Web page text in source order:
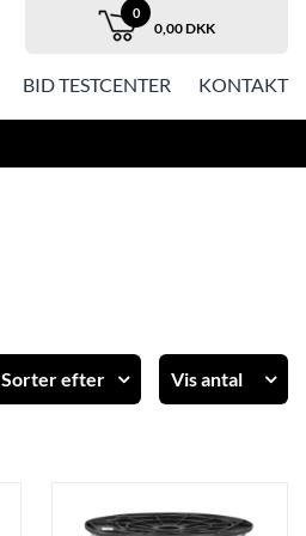
0
0,00 DKK
BID TESTCENTER KONTAKT
Sorter efter
Pris faldende
Vis antal
60